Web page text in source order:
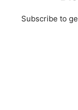
Subscribe to